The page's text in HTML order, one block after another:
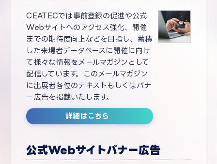
CEATECでは事前登録の促進や公式
Webサイトへのアクセス強化、開催
までの期待度向上などを目指し、蓄積
した来場者データベースに開催に向け
て様々な情報をメールマガジンとして
配信しています。このメールマガジン
に出展者各位のテキストもしくはバナ
ー広告を掲載いたします。
詳細はこちら
公式Webサイトバナー広告